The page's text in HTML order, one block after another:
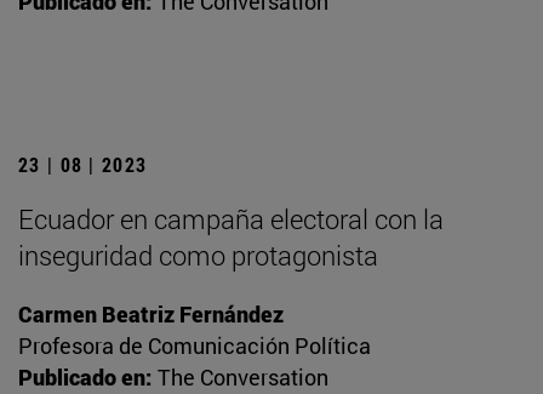
23 | 08 | 2023
Ecuador en campaña electoral con la
inseguridad como protagonista
Carmen Beatriz Fernández
Profesora de Comunicación Política
Publicado en: The Conversation